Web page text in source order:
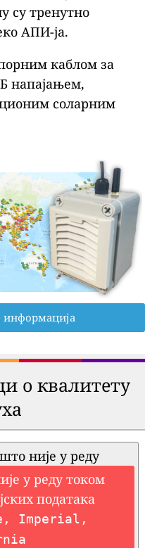
су тренутно
АПИ-ја.
каблом за
напајањем,
соларним
о квалитету
није у реду
у реду током
података
Imperial,